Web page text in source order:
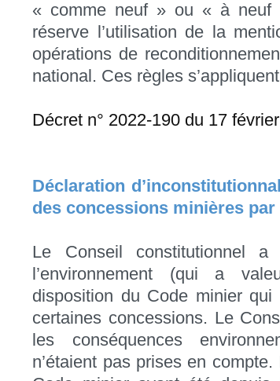
« comme neuf » ou « à neuf
réserve l’utilisation de la
opérations de
national. Ces règles
Décret n° 2022-190 du 17
Déclaration
des concessions minières
Le Conseil constitutionnel
l’environnement (qui a
disposition du Code minier
certaines concessions. Le
les conséquences
n’étaient pas prises en